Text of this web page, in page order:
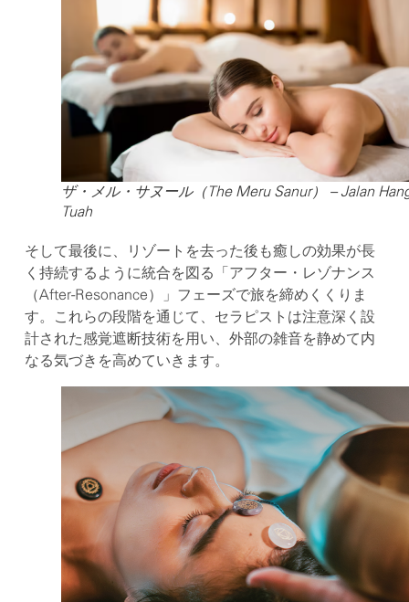
ザ・メル・サヌール（The Meru Sanur） – Jalan
Tuah
そして最後に、リゾートを去った後も癒しの効果が長
く持続するように統合を図る「アフター・レゾナンス
（After-Resonance）」フェーズで旅を締めくくりま
す。これらの段階を通じて、セラピストは注意深く設
計された感覚遮断技術を用い、外部の雑音を静めて内
なる気づきを高めていきます。